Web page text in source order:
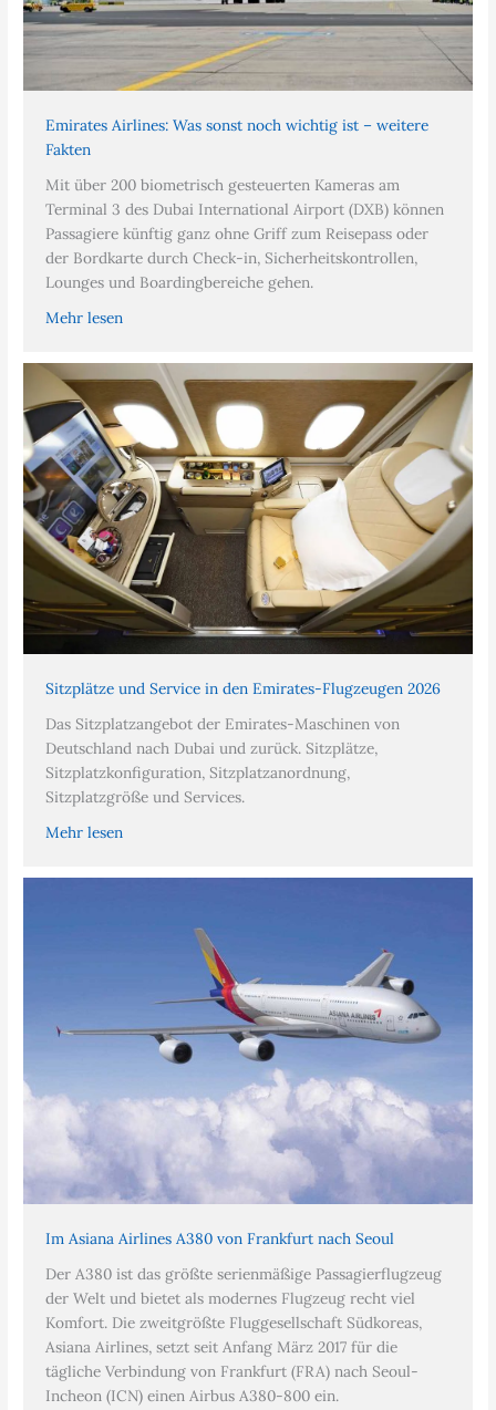
Emirates Airlines: Was sonst noch wichtig ist – weitere
Fakten
Mit über 200 biometrisch gesteuerten Kameras am
Terminal 3 des Dubai International Airport (DXB) können
Passagiere künftig ganz ohne Griff zum Reisepass oder
der Bordkarte durch Check-in, Sicherheitskontrollen,
Lounges und Boardingbereiche gehen.
Mehr lesen
Sitzplätze und Service in den Emirates-Flugzeugen 2026
Das Sitzplatzangebot der Emirates-Maschinen von
Deutschland nach Dubai und zurück. Sitzplätze,
Sitzplatzkonfiguration, Sitzplatzanordnung,
Sitzplatzgröße und Services.
Mehr lesen
Im Asiana Airlines A380 von Frankfurt nach Seoul
Der A380 ist das größte serienmäßige Passagierflugzeug
der Welt und bietet als modernes Flugzeug recht viel
Komfort. Die zweitgrößte Fluggesellschaft Südkoreas,
Asiana Airlines, setzt seit Anfang März 2017 für die
tägliche Verbindung von Frankfurt (FRA) nach Seoul-
Incheon (ICN) einen Airbus A380-800 ein.